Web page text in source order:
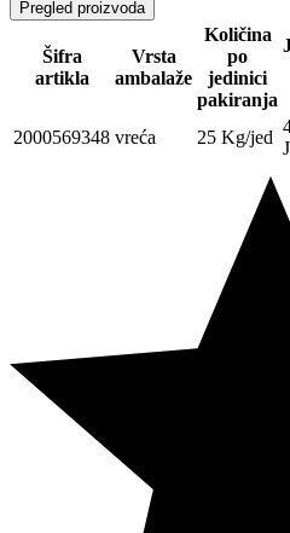
Pregled proizvoda
Šifra
artikla
Vrsta
ambalaže
Količina
po
jedinici
pakiranja
2000569348 vreća 25 Kg/jed